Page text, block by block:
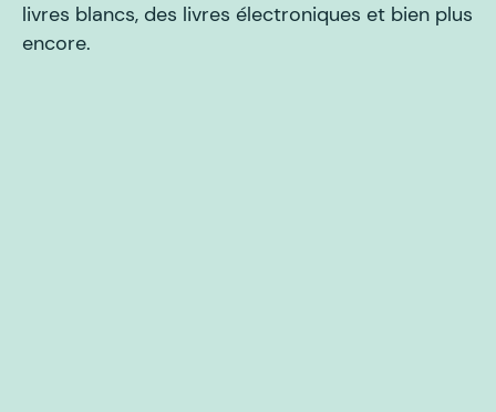
livres blancs, des livres électroniques et bien plus
encore.